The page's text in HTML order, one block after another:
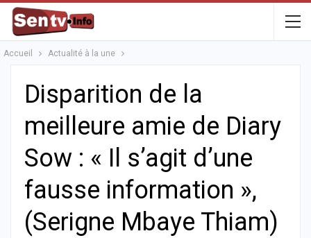
Accueil Actualité à la une
Disparition de la
meilleure amie de Diary
Sow : « Il s’agit d’une
fausse information »,
(Serigne Mbaye Thiam)